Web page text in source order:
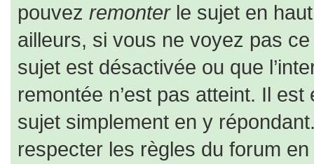
pouvez remonterle sujet en
ailleurs, si vous ne voyez pas
sujet est désactivée ou que
remontée n’est pas atteint. Il
sujet simplement en y
respecter les règles du forum